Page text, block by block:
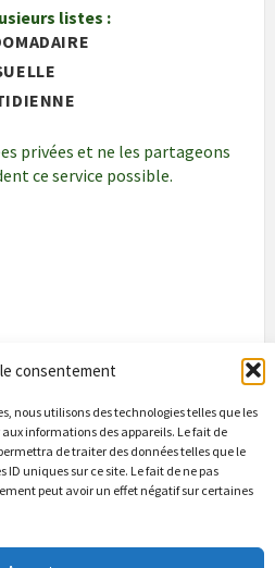
consentement
nous utilisons des technologies telles que les
informations des appareils. Le fait de
de traiter des données telles que le
uniques sur ce site. Le fait de ne pas
peut avoir un effet négatif sur certaines
listes :
privées et ne les partageons
ce service possible.
adresses
Un peu d’histoire